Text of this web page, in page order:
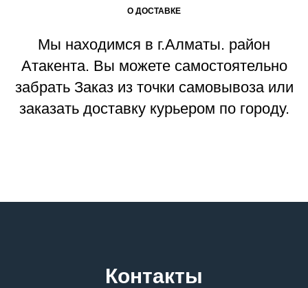
О ДОСТАВКЕ
Мы находимся в г.Алматы. район
Атакента. Вы можете самостоятельно
забрать Заказ из точки самовывоза или
заказать доставку курьером по городу.
Контакты